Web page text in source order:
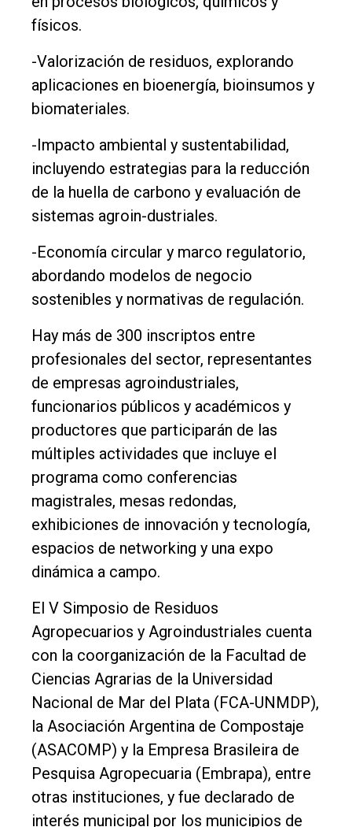
físicos.
-Valorización de residuos, explorando
aplicaciones en bioenergía, bioinsumos y
biomateriales.
-Impacto ambiental y sustentabilidad,
incluyendo estrategias para la reducción
de la huella de carbono y evaluación de
sistemas agroin-dustriales.
-Economía circular y marco regulatorio,
abordando modelos de negocio
sostenibles y normativas de regulación.
Hay más de 300 inscriptos entre
profesionales del sector, representantes
de empresas agroindustriales,
funcionarios públicos y académicos y
productores que participarán de las
múltiples actividades que incluye el
programa como conferencias
magistrales, mesas redondas,
exhibiciones de innovación y tecnología,
espacios de networking y una expo
dinámica a campo.
El V Simposio de Residuos
Agropecuarios y Agroindustriales cuenta
con la coorganización de la Facultad de
Ciencias Agrarias de la Universidad
Nacional de Mar del Plata (FCA-UNMDP),
la Asociación Argentina de Compostaje
(ASACOMP) y la Empresa Brasileira de
Pesquisa Agropecuaria (Embrapa), entre
otras instituciones, y fue declarado de
interés municipal por los municipios de